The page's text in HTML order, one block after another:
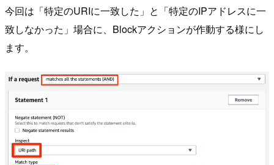
今回は「特定のURIに一致した」と「特定のIPアドレスに一
致しなかった」場合に、Blockアクションが作動する様にし
ます。